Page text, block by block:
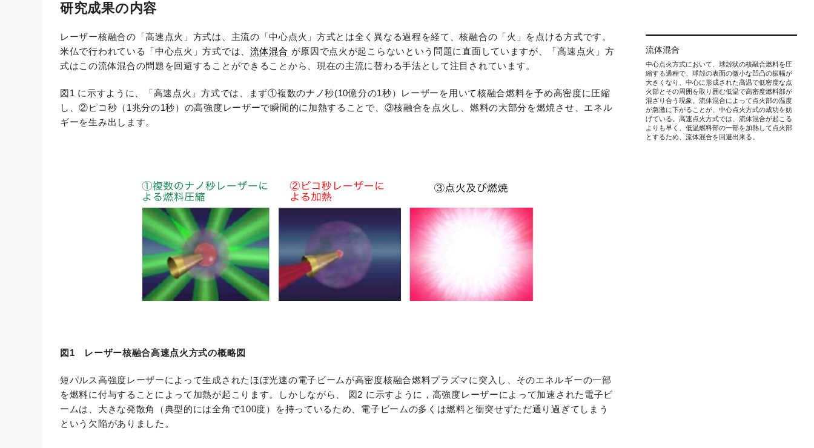
研究成果の内容
レーザー核融合の「高速点火」方式は、主流の「中心点火」方式とは全く異なる過程を経て、核融合の「火」を点ける方式です。
米仏で行われている「中心点火」方式では、 流体混合 が原因で点火が起こらないという問題に直面していますが、「高速点火」方
式はこの流体混合の問題を回避することができることから、現在の主流に替わる手法として注目されています。
図1 に示すように、「高速点火」方式では、まず①複数のナノ秒(10億分の1秒）レーザーを用いて核融合燃料を予め高密度に圧縮
し、②ピコ秒（1兆分の1秒）の高強度レーザーで瞬間的に加熱することで、③核融合を点火し、燃料の大部分を燃焼させ、エネル
ギーを生み出します。
図1 レーザー核融合高速点火方式の概略図
短パルス高強度レーザーによって生成されたほぼ光速の電子ビームが高密度核融合燃料プラズマに突入し、そのエネルギーの一部
を燃料に付与することによって加熱が起こります。しかしながら、 図2 に示すように，高強度レーザーによって加速された電子ビ
ームは、大きな発散角（典型的には全角で100度）を持っているため、電子ビームの多くは燃料と衝突せずただ通り過ぎてしまう
という欠陥がありました。
流体混合
中心点火方式において、球殻状の核融合燃料を圧
縮する過程で、球殻の表面の微小な凹凸の振幅が
大きくなり、中心に形成された高温で低密度な点
火部とその周囲を取り囲む低温で高密度燃料部が
混ざり合う現象。流体混合によって点火部の温度
が急激に下がることが、中心点火方式の成功を妨
げている。高速点火方式では、流体混合が起こる
よりも早く、低温燃料部の一部を加熱して点火部
とするため、流体混合を回避出来る。